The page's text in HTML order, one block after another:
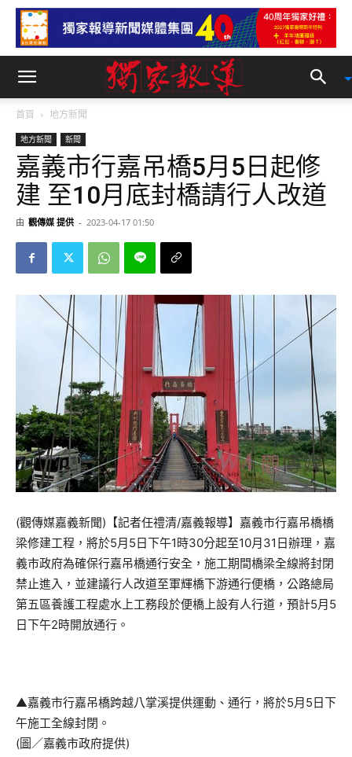
首頁 地方新聞
地方新聞 新聞
嘉義市行嘉吊橋5月5日起修
建 至10月底封橋請行人改道
由 觀傳媒 提供 - 2023-04-17 01:50
(觀傳媒嘉義新聞)【記者任禮清/嘉義報導】嘉義市行嘉吊橋橋
梁修建工程，將於5月5日下午1時30分起至10月31日辦理，嘉
義市政府為確保行嘉吊橋通行安全，施工期間橋梁全線將封閉
禁止進入，並建議行人改道至軍輝橋下游通行便橋，公路總局
第五區養護工程處水上工務段於便橋上設有人行道，預計5月5
日下午2時開放通行。
▲嘉義市行嘉吊橋跨越八掌溪提供運動、通行，將於5月5日下
午施工全線封閉。
(圖／嘉義市政府提供)